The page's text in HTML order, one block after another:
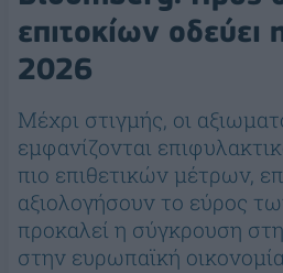
επιτοκίων οδεύει
2026
Μέχρι στιγμής, οι
εμφανίζονται
πιο επιθετικών μέτρων,
αξιολογήσουν το εύρος
προκαλεί η σύγκρουση
στην ευρωπαϊκή